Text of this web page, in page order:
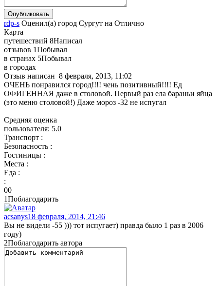
rdp-s Оценил(а) город Сургут на Отлично
Карта
путешествий 8Написал
отзывов 1Побывал
в странах 5Побывал
в городах
Отзыв написан 8 февраля, 2013, 11:02
ОЧЕНЬ понравился город!!!! чень позитивный!!!! Ед
ОФИГЕННАЯ даже в столовой. Первый раз ела бараньи яйца
(это меню столовой!) Даже мороз -32 не испугал
Средняя оценка
пользователя: 5.0
Транспорт :
Безопасность :
Гостиницы :
Места :
Еда :
:
00
1Поблагодарить
acsanys18 февраля, 2014, 21:46
Вы не видели -55 ))) тот испугает) правда было 1 раз в 2006
году)
2Поблагодарить автора